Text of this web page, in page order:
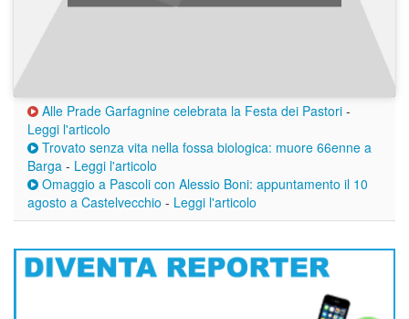
Alle Prade Garfagnine celebrata la Festa dei Pastori -
Leggi l'articolo
Trovato senza vita nella fossa biologica: muore 66enne a
Barga - Leggi l'articolo
Omaggio a Pascoli con Alessio Boni: appuntamento il 10
agosto a Castelvecchio - Leggi l'articolo